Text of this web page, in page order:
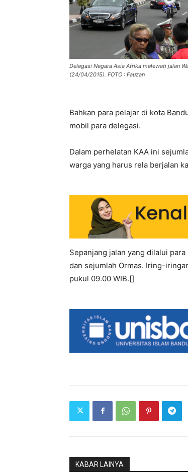
Delegasi Negara Asia Afrika melewati jalan
(24/04/2015). FOTO : Fauzan
Bahkan para pelajar di kota
mobil para delegasi.
Dalam perhelatan KAA ini
warga yang harus rela berjalan
Sepanjang jalan yang dilalui
dan sejumlah Ormas. Iring-
pukul 09.00 WIB.[]
KABAR LAINYA